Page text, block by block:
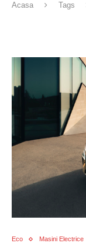
Acasa Tags
Eco Masini Electrice